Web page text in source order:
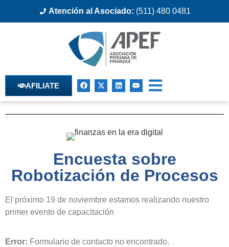
Atención al Asociado: (511) 480 0481
AFILIATE
Encuesta sobre
Robotización de Procesos
El próximo 19 de noviembre estamos realizando nuestro
primer evento de capacitación
Error: Formulario de contacto no encontrado.